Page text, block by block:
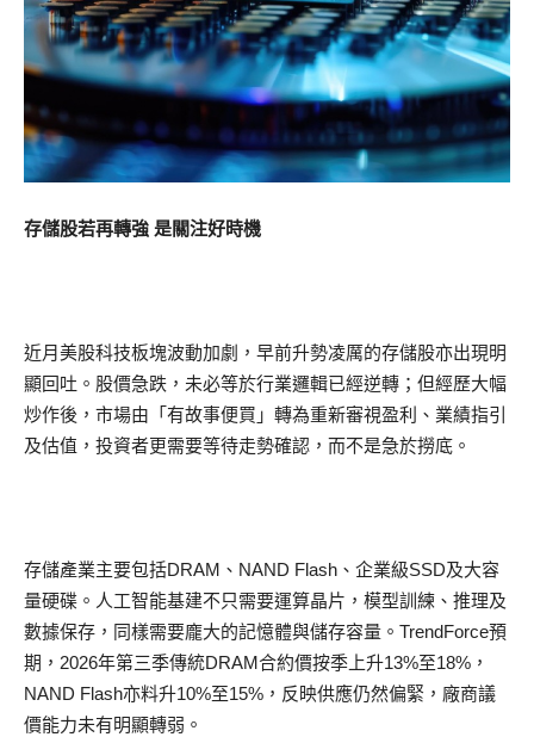
存儲股若再轉強 是關注好時機
近月美股科技板塊波動加劇，早前升勢凌厲的存儲股亦出現明
顯回吐。股價急跌，未必等於行業邏輯已經逆轉；但經歷大幅
炒作後，市場由「有故事便買」轉為重新審視盈利、業績指引
及估值，投資者更需要等待走勢確認，而不是急於撈底。
存儲產業主要包括DRAM、NAND Flash、企業級SSD及大容
量硬碟。人工智能基建不只需要運算晶片，模型訓練、推理及
數據保存，同樣需要龐大的記憶體與儲存容量。TrendForce預
期，2026年第三季傳統DRAM合約價按季上升13%至18%，
NAND Flash亦料升10%至15%，反映供應仍然偏緊，廠商議
價能力未有明顯轉弱。